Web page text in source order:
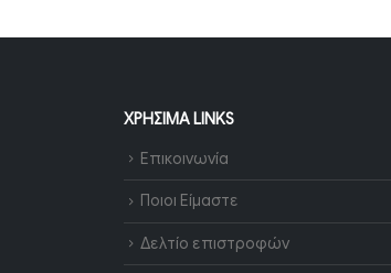
ΧΡΉΣΙΜΑ LINKS
Επικοινωνία
Ποιοι Είμαστε
Δελτίο επιστροφών